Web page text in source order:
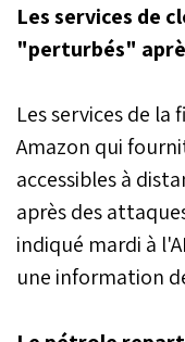
Les services de
"perturbés"
Les services de
Amazon qui
accessibles à
après des
indiqué mardi à
une information